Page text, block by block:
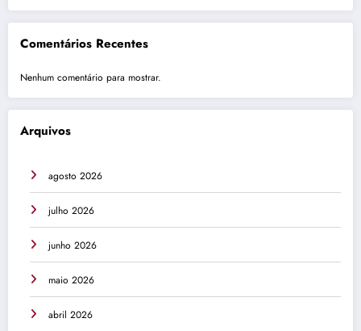
Comentários Recentes
Nenhum comentário para mostrar.
Arquivos
agosto 2026
julho 2026
junho 2026
maio 2026
abril 2026